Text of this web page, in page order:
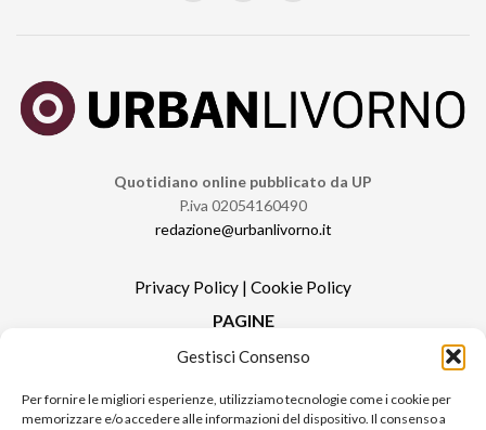
Gestisci Consenso
Per fornire le migliori esperienze, utilizziamo tecnologie come i cookie per
memorizzare e/o accedere alle informazioni del dispositivo. Il consenso a
Quotidiano online pubblicato da UP
P.iva 02054160490
redazione@urbanlivorno.it
Privacy Policy | Cookie Policy
PAGINE
Redazione
Contatti
Pubblicità